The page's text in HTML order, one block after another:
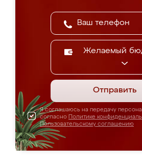
Желаемый
Отправить
Я соглашаюсь на передачу
согласно Политике
Пользовательскому соглашению